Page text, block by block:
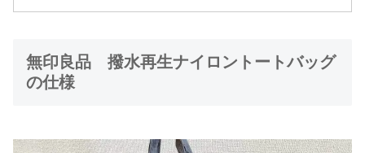
無印良品 撥水再生ナイロントートバッグ
の仕様